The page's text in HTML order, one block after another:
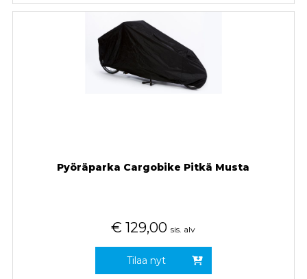
Pyöräparka Cargobike Pitkä Musta
€ 129,00 sis. alv
Tilaa nyt